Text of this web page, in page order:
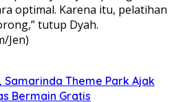
optimal. Karena itu, pelatihan
tutup Dyah.
Jen)
Samarinda Theme Park Ajak
Bermain Gratis